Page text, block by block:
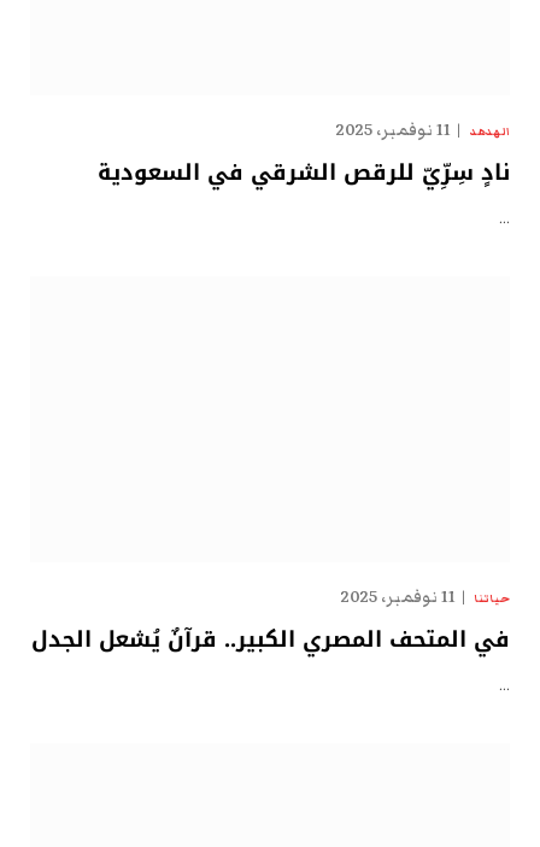
الهدهد 11 نوفمبر، 2025
نادٍ سِرِّيّ للرقص الشرقي في السعودية
…
حياتنا 11 نوفمبر، 2025
في المتحف المصري الكبير.. قرآنٌ يُشعل الجدل
…